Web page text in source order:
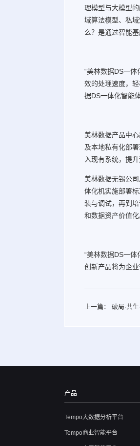
理模型与大模型
域算法模型、私
么？是通过智能
“美林数据DS一
效的处理速度，
据DS一体化智能
美林数据产品中
及本地私有化部
入现有系统，提
美林数据无锡公
体化机实施部署
装与调试，再到
和数据资产价值化
“美林数据DS一
创新产品将为企
上一篇： 破局·共
产品
Tempo大数据分析平台
Tempo商业智能平台